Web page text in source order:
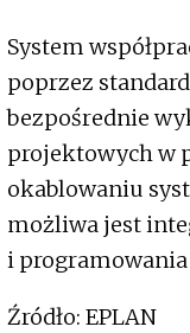
System
poprzez
bezpośrednie
projektowych w
okablowaniu
możliwa jest
i programowania
Źródło: EPLAN